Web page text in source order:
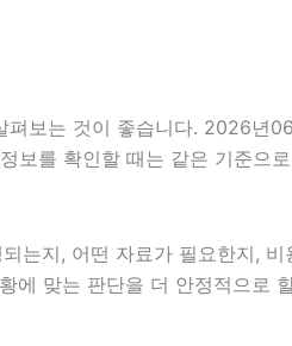
보는 것이 좋습니다. 2026년
를 확인할 때는 같은 기준으
는지, 어떤 자료가 필요한지,
에 맞는 판단을 더 안정적으로